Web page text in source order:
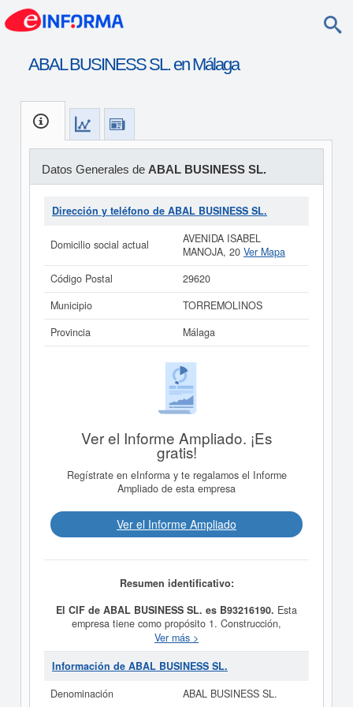
ABAL BUSINESS SL. en Málaga
Datos Generales de ABAL BUSINESS SL.
Dirección y teléfono de ABAL BUSINESS SL.
Domicilio social actual
AVENIDA ISABEL
MANOJA, 20 Ver Mapa
Código Postal
29620
Municipio
TORREMOLINOS
Provincia
Málaga
Ver el Informe Ampliado. ¡Es
gratis!
Regístrate en eInforma y te regalamos el Informe
Ampliado de esta empresa
Ver el Informe Ampliado
Resumen identificativo:
El CIF de ABAL BUSINESS SL. es B93216190. Esta
empresa tiene como propósito 1. Construcción,
instalaciones y mantenimiento. 2. Compraventa y
reparaciónde vehículos. Reparación y mantenimiento de
instalaciones y maquinaria y fue creada el día
alta esta empresa es 4101 - Construcción de edificios
Ver más >
Información de ABAL BUSINESS SL.
Denominación
ABAL BUSINESS SL.